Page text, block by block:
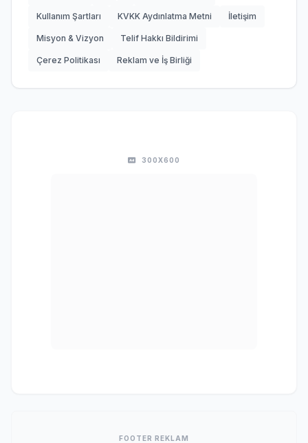
Kullanım Şartları KVKK Aydınlatma Metni İletişim
Misyon & Vizyon Telif Hakkı Bildirimi
Çerez Politikası Reklam ve İş Birliği
300X600
FOOTER REKLAM